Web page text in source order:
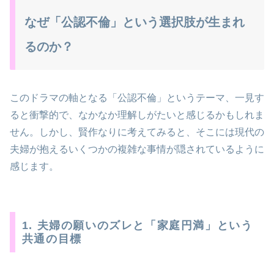
なぜ「公認不倫」という選択肢が生まれ
るのか？
このドラマの軸となる「公認不倫」というテーマ、一見す
ると衝撃的で、なかなか理解しがたいと感じるかもしれま
せん。しかし、賢作なりに考えてみると、そこには現代の
夫婦が抱えるいくつかの複雑な事情が隠されているように
感じます。
1. 夫婦の願いのズレと「家庭円満」という
共通の目標